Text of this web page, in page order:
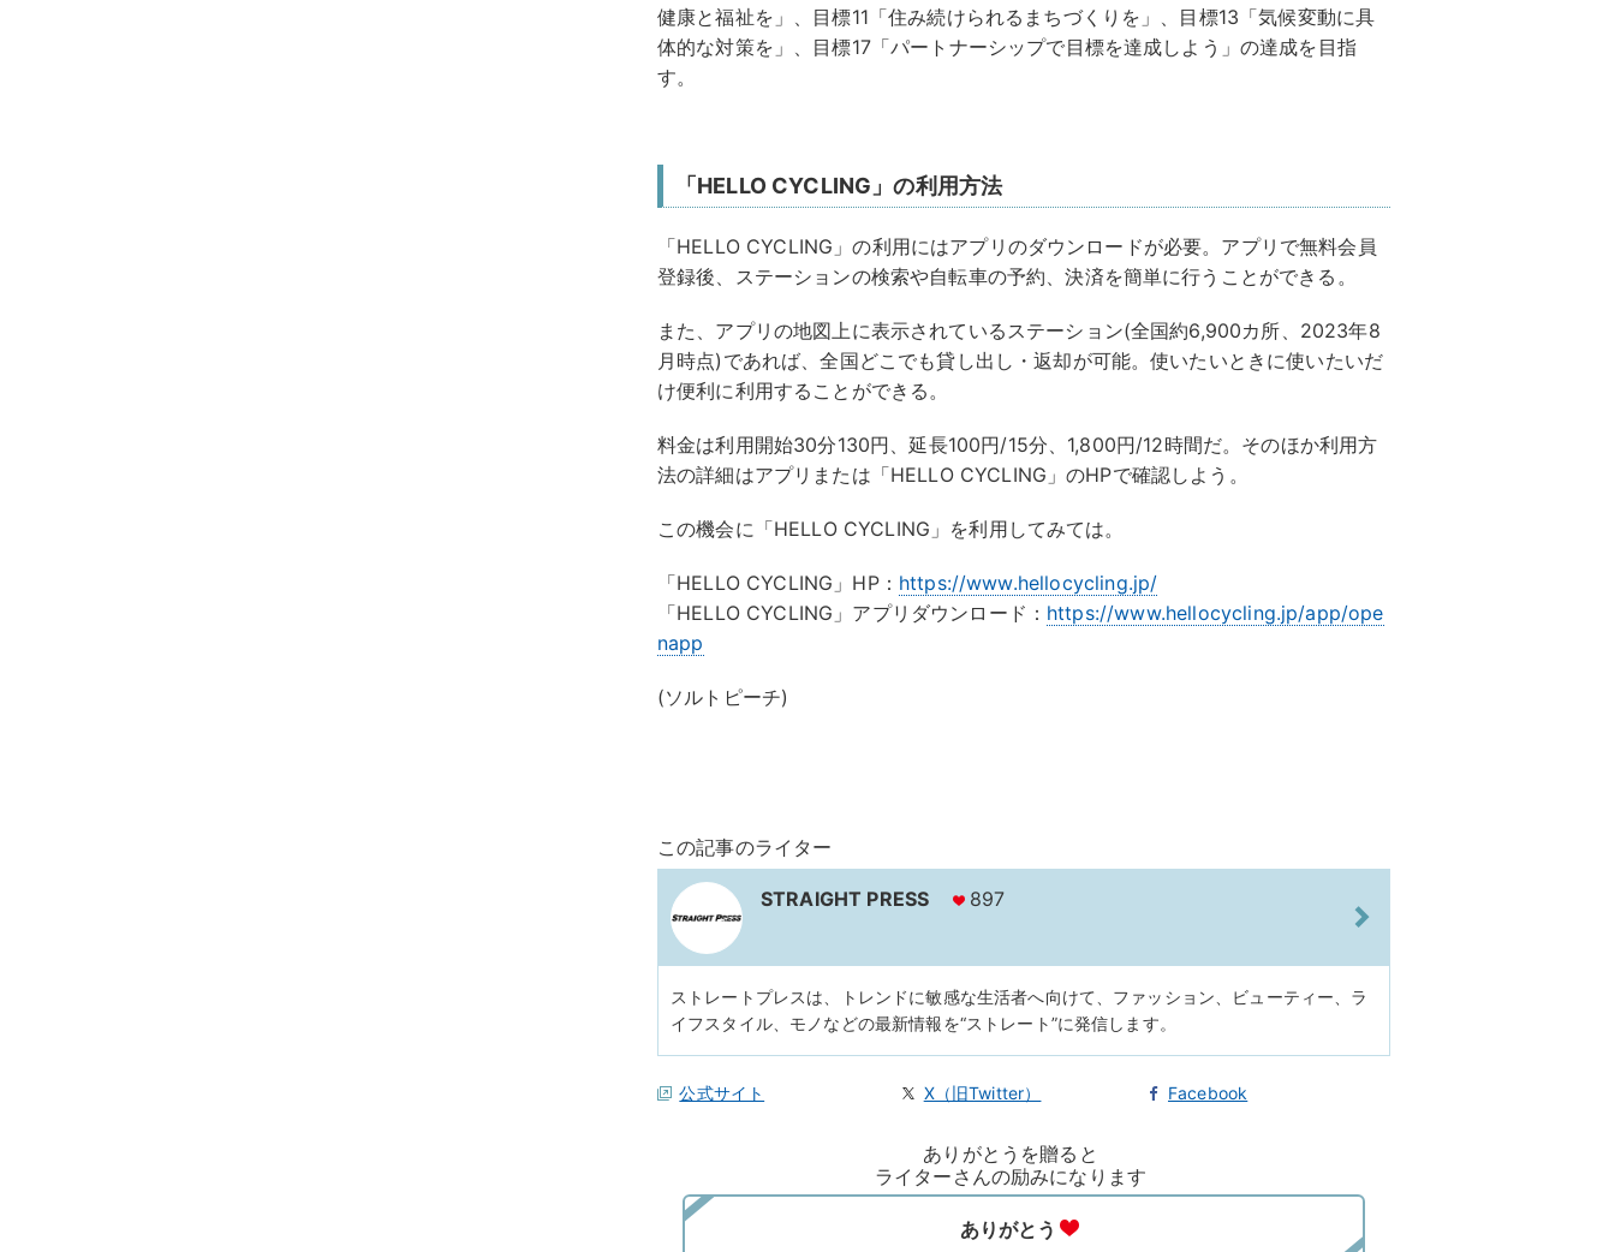
健康と福祉を」、目標11「住み続けられるまちづくりを」、目標13「気候変動に具
体的な対策を」、目標17「パートナーシップで目標を達成しよう」の達成を目指
す。
「HELLO CYCLING」の利用方法
「HELLO CYCLING」の利用にはアプリのダウンロードが必要。アプリで無料会員
登録後、ステーションの検索や自転車の予約、決済を簡単に行うことができる。
また、アプリの地図上に表示されているステーション(全国約6,900カ所、2023年8
月時点)であれば、全国どこでも貸し出し・返却が可能。使いたいときに使いたいだ
け便利に利用することができる。
料金は利用開始30分130円、延長100円/15分、1,800円/12時間だ。そのほか利用方
法の詳細はアプリまたは「HELLO CYCLING」のHPで確認しよう。
この機会に「HELLO CYCLING」を利用してみては。
「HELLO CYCLING」HP： https://www.hellocycling.jp/
「HELLO CYCLING」アプリダウンロード： https://www.hellocycling.jp/app/ope
napp
(ソルトピーチ)
この記事のライター
STRAIGHT PRESS 897
ストレートプレスは、トレンドに敏感な生活者へ向けて、ファッション、ビューティー、ラ
イフスタイル、モノなどの最新情報を“ストレート”に発信します。
公式サイト X（旧Twitter） Facebook
ありがとうを贈ると
ライターさんの励みになります